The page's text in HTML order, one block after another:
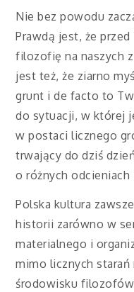
Nie bez powodu
Prawdą jest, że
filozofię na naszych
jest też, że ziarno
grunt i de facto to
do sytuacji, w której
w postaci licznego
trwający do dziś
o różnych odcieniach
Polska kultura
historii zarówno w
materialnego i
mimo licznych starań
środowisku filozofów